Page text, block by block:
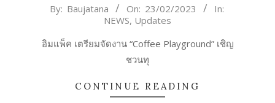
2023-
23
By: Baujatana On: 23/02/2023
In:
NEWS, Updates
อิมแพ็ค เตรียมจัดงาน “Coffee Playground” เชิญ
ชวนทุ
CONTINUE READING